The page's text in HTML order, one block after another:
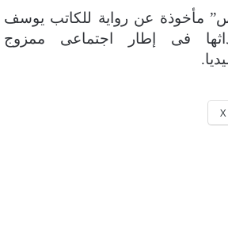
مأخوذة عن رواية للكاتب يوسف
فى إطار اجتماعى ممزوج
X